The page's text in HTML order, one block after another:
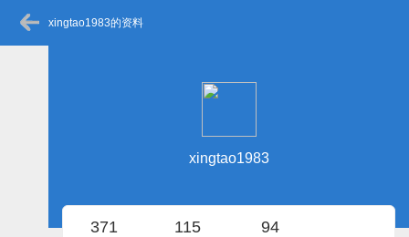
xingtao1983的资料
xingtao1983
371 115 94